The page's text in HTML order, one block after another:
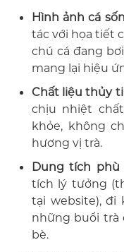
Hình ảnh cá
tác với họa tiết
chú cá đang
mang lại hiệu
Chất liệu thủy
chịu nhiệt
khỏe, không
hương vị trà.
Dung tích phù
tích lý tưởng
tại website), đi
những buổi trà
bè.